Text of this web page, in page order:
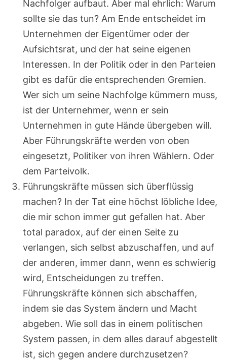
Nachfolger aufbaut. Aber mal ehrlich: Warum
sollte sie das tun? Am Ende entscheidet im
Unternehmen der Eigentümer oder der
Aufsichtsrat, und der hat seine eigenen
Interessen. In der Politik oder in den Parteien
gibt es dafür die entsprechenden Gremien.
Wer sich um seine Nachfolge kümmern muss,
ist der Unternehmer, wenn er sein
Unternehmen in gute Hände übergeben will.
Aber Führungskräfte werden von oben
eingesetzt, Politiker von ihren Wählern. Oder
dem Parteivolk.
Führungskräfte müssen sich überflüssig
machen? In der Tat eine höchst löbliche Idee,
die mir schon immer gut gefallen hat. Aber
total paradox, auf der einen Seite zu
verlangen, sich selbst abzuschaffen, und auf
der anderen, immer dann, wenn es schwierig
wird, Entscheidungen zu treffen.
Führungskräfte können sich abschaffen,
indem sie das System ändern und Macht
abgeben. Wie soll das in einem politischen
System passen, in dem alles darauf abgestellt
ist, sich gegen andere durchzusetzen?